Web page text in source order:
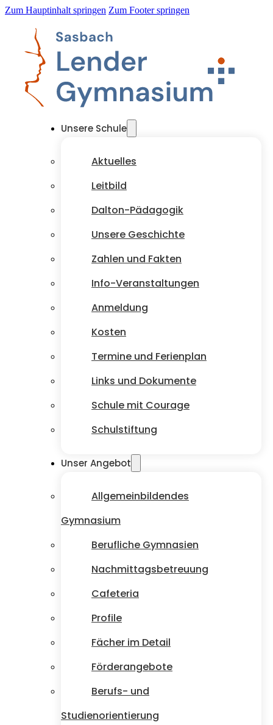
Zum Hauptinhalt springen Zum Footer springen
Unsere Schule
Aktuelles
Leitbild
Dalton-Pädagogik
Unsere Geschichte
Zahlen und Fakten
Info-Veranstaltungen
Anmeldung
Kosten
Termine und Ferienplan
Links und Dokumente
Schule mit Courage
Schulstiftung
Unser Angebot
Allgemeinbildendes
Gymnasium
Berufliche Gymnasien
Nachmittagsbetreuung
Cafeteria
Profile
Fächer im Detail
Förderangebote
Berufs- und
Studienorientierung